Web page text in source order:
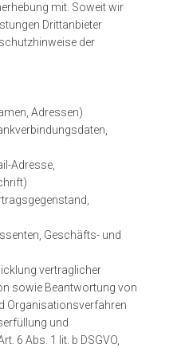
mit. Soweit wir
Drittanbieter
der
Adressen)
Adresse,
Geschäfts- und
vertraglicher
sowie Beantwortung von
Organisationsverfahren
und
6 Abs. 1 lit. b DSGVO,